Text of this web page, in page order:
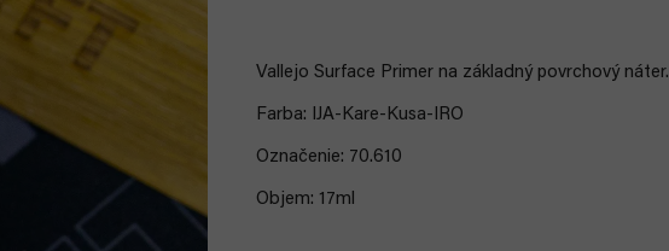
Vallejo Surface Primer na základný povrchový náter.
Farba: IJA-Kare-Kusa-IRO
Označenie: 70.610
Objem: 17ml